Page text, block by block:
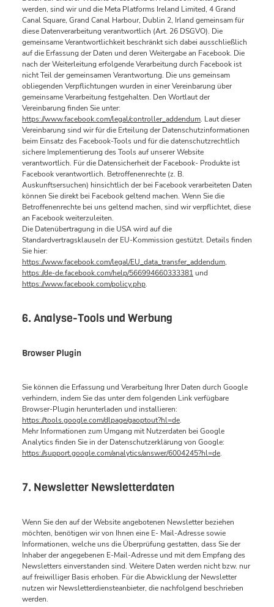
werden, sind wir und die Meta Platforms Ireland Limited, 4 Grand
Canal Square, Grand Canal Harbour, Dublin 2, Irland gemeinsam für
diese Datenverarbeitung verantwortlich (Art. 26 DSGVO). Die
gemeinsame Verantwortlichkeit beschränkt sich dabei ausschließlich
auf die Erfassung der Daten und deren Weitergabe an Facebook. Die
nach der Weiterleitung erfolgende Verarbeitung durch Facebook ist
nicht Teil der gemeinsamen Verantwortung. Die uns gemeinsam
obliegenden Verpflichtungen wurden in einer Vereinbarung über
gemeinsame Verarbeitung festgehalten. Den Wortlaut der
Vereinbarung finden Sie unter:
https://www.facebook.com/legal/controller_addendum. Laut dieser
Vereinbarung sind wir für die Erteilung der Datenschutzinformationen
beim Einsatz des Facebook-Tools und für die datenschutzrechtlich
sichere Implementierung des Tools auf unserer Website
verantwortlich. Für die Datensicherheit der Facebook- Produkte ist
Facebook verantwortlich. Betroffenenrechte (z. B.
Auskunftsersuchen) hinsichtlich der bei Facebook verarbeiteten Daten
können Sie direkt bei Facebook geltend machen. Wenn Sie die
Betroffenenrechte bei uns geltend machen, sind wir verpflichtet, diese
an Facebook weiterzuleiten.
Die Datenübertragung in die USA wird auf die
Standardvertragsklauseln der EU-Kommission gestützt. Details finden
Sie hier:
https://www.facebook.com/legal/EU_data_transfer_addendum,
https://de-de.facebook.com/help/566994660333381und
https://www.facebook.com/policy.php.
6. Analyse-Tools und Werbung
Browser Plugin
Sie können die Erfassung und Verarbeitung Ihrer Daten durch Google
verhindern, indem Sie das unter dem folgenden Link verfügbare
Browser-Plugin herunterladen und installieren:
https://tools.google.com/dlpage/gaoptout?hl=de.
Mehr Informationen zum Umgang mit Nutzerdaten bei Google
Analytics finden Sie in der Datenschutzerklärung von Google:
https://support.google.com/analytics/answer/6004245?hl=de.
7. Newsletter Newsletterdaten
Wenn Sie den auf der Website angebotenen Newsletter beziehen
möchten, benötigen wir von Ihnen eine E- Mail-Adresse sowie
Informationen, welche uns die Überprüfung gestatten, dass Sie der
Inhaber der angegebenen E-Mail-Adresse und mit dem Empfang des
Newsletters einverstanden sind. Weitere Daten werden nicht bzw. nur
auf freiwilliger Basis erhoben. Für die Abwicklung der Newsletter
nutzen wir Newsletterdiensteanbieter, die nachfolgend beschrieben
werden.